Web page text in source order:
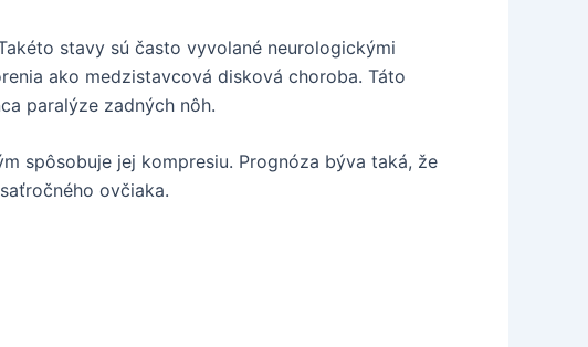
stavy sú často vyvolané neurologickými
ako medzistavcová disková choroba. Táto
paralýze zadných nôh.
spôsobuje jej kompresiu. Prognóza býva taká, že
ovčiaka.